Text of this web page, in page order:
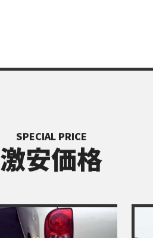
SPECIAL PRICE
激安価格